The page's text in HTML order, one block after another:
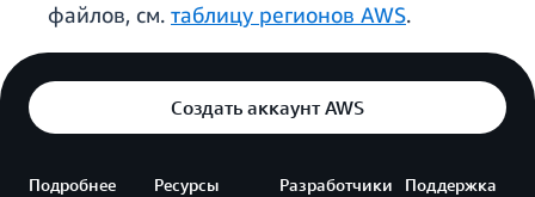
файлов, см. таблицу регионов AWS.
Создать аккаунт AWS
Подробнее Ресурсы Разработчики Поддержка